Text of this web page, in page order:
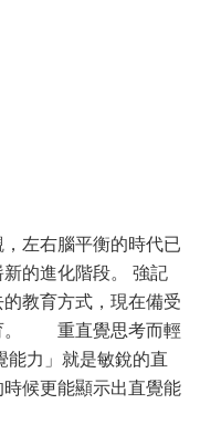
左右腦平衡的時代已
的進化階段。 強記
教育方式，現在備受
。 重直覺思考而輕
能力」就是敏銳的直
候更能顯示出直覺能